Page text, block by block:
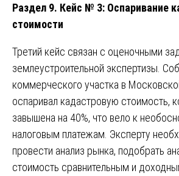
Раздел 9. Кейс № 3: Оспаривание
стоимости
Третий кейс связан с оценочными
землеустроительной экспертизы.
коммерческого участка в
оспаривал кадастровую стоимость,
завышена на 40%, что вело к
налоговым платежам. Эксперту
провести анализ рынка, подобрать
стоимость сравнительным и